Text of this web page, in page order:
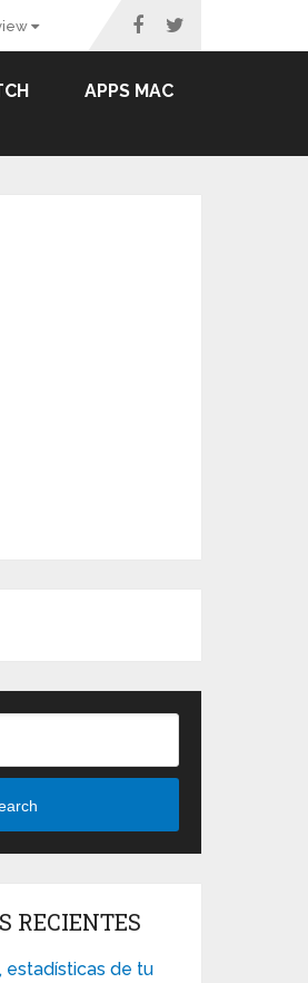
APPS MAC
RECIENTES
estadísticas de tu